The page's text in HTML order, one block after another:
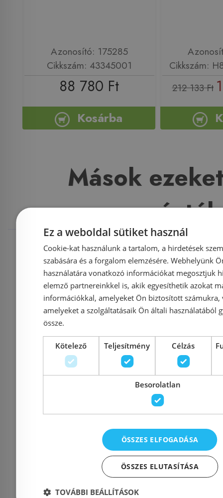
Azonosító: 175285
Cikkszám: 43345001
88 780 Ft
Kosárba
Cikkszám:
212 133 Ft
Mások
megnézték
-3%
Rendelésre
Geberit Smyle Square
45x36 cm-es kézmosó
Azonosító: 175103
Cikkszám: 500.222.01.1
34 869 Ft
Raktáron
Geberit
36x28
fehér
16 262 Ft
Ez a weboldal sütiket használ
Cookie-kat használunk a tartalom, a hirdetések
szabására és a forgalom elemzésére. Webhelyünk
használatára vonatkozó információkat megosztjuk
elemző partnereinkkel is, akik egyesíthetik azokat
információkkal, amelyeket Ön biztosított számukra,
amelyeket a szolgáltatásaik Ön általi használatából
össze.
Kötelező Teljesítmény Célzás
Besorolatlan
ÖSSZES ELFOGADÁSA
ÖSSZES ELUTASÍTÁSA
TOVÁBBI BEÁLLÍTÁSOK